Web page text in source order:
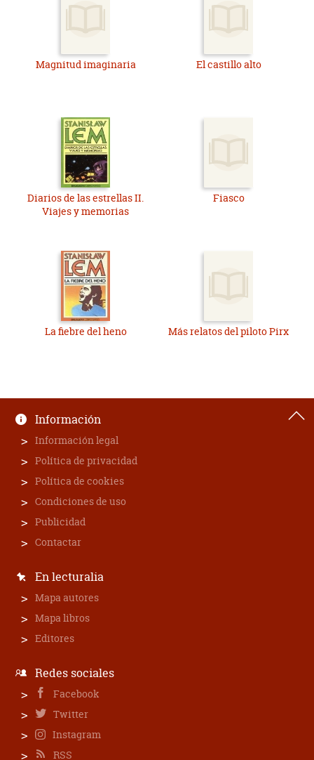
Magnitud imaginaria El castillo alto
Diarios de las estrellas II.
Viajes y memorias
Fiasco
La fiebre del heno Más relatos del piloto Pirx
Información
Información legal
Política de privacidad
Política de cookies
Condiciones de uso
Publicidad
Contactar
En lecturalia
Mapa autores
Mapa libros
Editores
Redes sociales
Facebook
Twitter
Instagram
RSS